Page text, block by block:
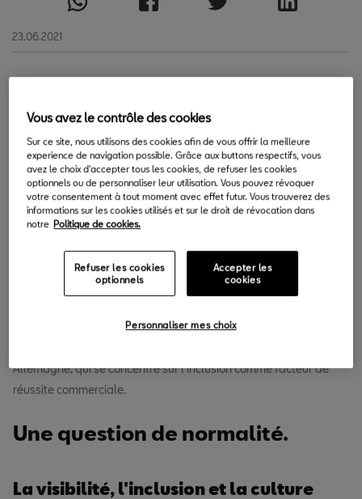
23.06.2021
J LGBTI+ du monde entier de se faire entendre, et de
célébrer les différences en appelant à la fin des
discriminations dans la société. Où en sommes-nous
actuellement en matière de diversité ? Comment les entreprises
doivent-elles soutenir l'inclusion de groupes souvent exclus ? Le
nouvel épisode du podcast
Thomas Meiers, Directeur de la Gouvernance et des Affaires
Juridiques de SEAT S.A., également militant des droits des
(Charte de la Diversité), le plus grand réseau
Allemagne, qui se concentre sur l'inclusion comme facteur de
réussite commerciale.
Une question de normalité.
La visibilité, l'inclusion et la culture
Vous avez le contrôle des cookies
Sur ce site, nous utilisons des cookies afin de vous offrir la meilleure
experience de navigation possible. Grâce aux buttons respectifs, vous
avez le choix d'accepter tous les cookies, de refuser les cookies
optionnels ou de personnaliser leur utilisation. Vous pouvez révoquer
votre consentement à tout moment avec effet futur. Vous trouverez des
informations sur les cookies utilisés et sur le droit de révocation dans
notre Politique de cookies.
Refuser les cookies
optionnels
Accepter les
cookies
Personnaliser mes choix